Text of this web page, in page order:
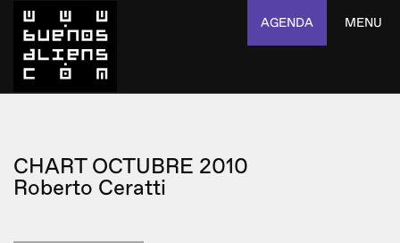
AGENDA MENU
CHART OCTUBRE 2010
Roberto Ceratti